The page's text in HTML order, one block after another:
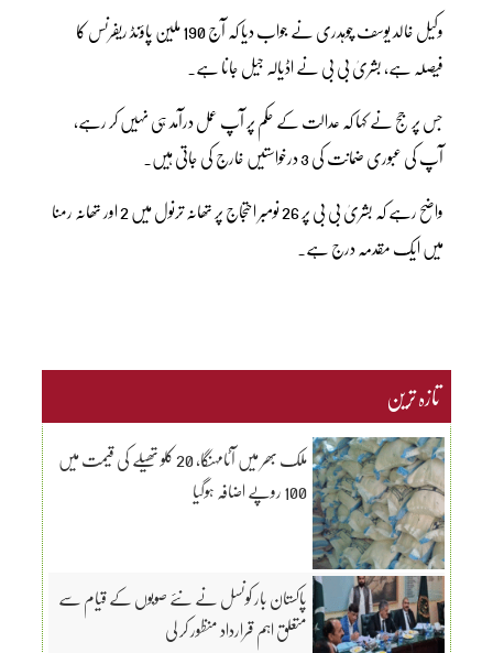
وکیل خالد یوسف چوہدری نے جواب دیا کہ آج 190 ملین پاؤنڈ ریفرنس کا
فیصلہ ہے، بشریٰ بی بی نے اڈیالہ جیل جانا ہے۔
جس پر جج نے کہا کہ عدالت کے حکم پر آپ عمل درآمد ہی نہیں کر رہے،
آپ کی عبوری ضمانت کی 3 درخواستیں خارج کی جاتی ہیں۔
واضح رہے کہ بشریٰ بی بی پر 26 نومبر احتجاج پر تھانہ ترنول میں 2 اور تھانہ رمنا
میں ایک مقدمہ درج ہے۔
تازہ ترین
ملک بھر میں آٹامہنگا، 20 کلو تھیلے کی قیمت میں
100 روپے اضافہ ہوگیا
پاکستان بار کونسل نے نئے صوبوں کے قیام سے
متعلق اہم قرارداد منظور کر لی